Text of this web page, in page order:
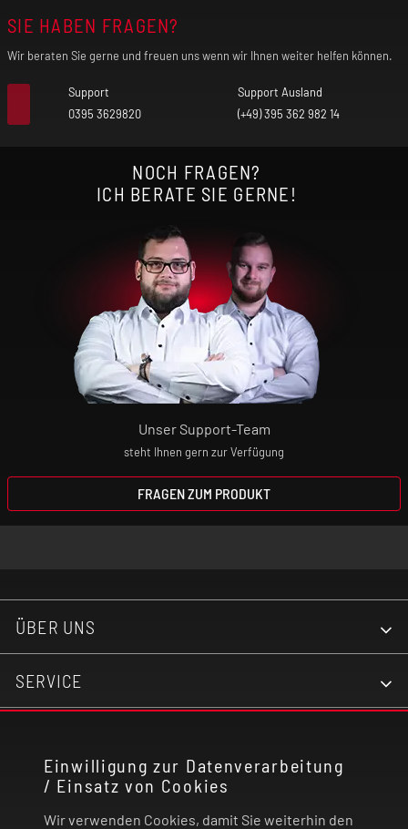
Einwilligung zur Datenverarbeitung
/ Einsatz von Cookies
Wir verwenden Cookies, damit Sie weiterhin den
SIE HABEN FRAGEN?
Wir beraten Sie gerne und freuen uns wenn wir Ihnen weiter helfen können.
Support
0395 3629820
Support Ausland
(+49) 395 362 982 14
NOCH FRAGEN?
ICH BERATE SIE GERNE!
Unser Support-Team
steht Ihnen gern zur Verfügung
FRAGEN ZUM PRODUKT
ÜBER UNS
SERVICE
RECHTLICHES